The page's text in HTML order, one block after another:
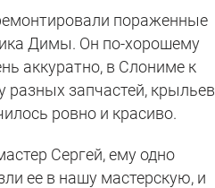
пораженные
Димы. Он по-хорошему
аккуратно, в Слониме к
разных запчастей, крыльев
ровно и красиво.
Сергей, ему одно
ее в нашу мастерскую, и